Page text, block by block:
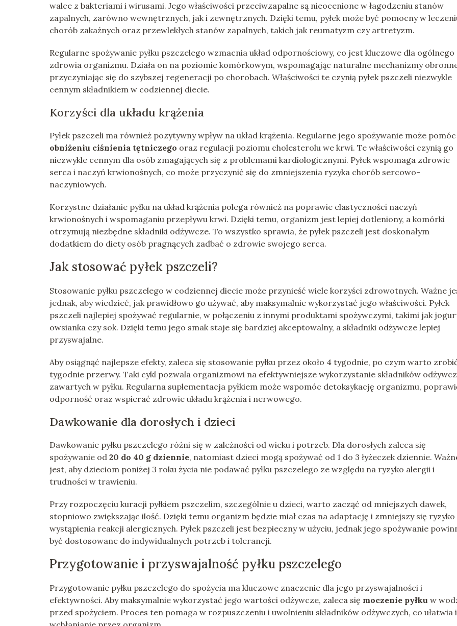
walce z bakteriami i wirusami. Jego właściwości przeciwzapalne są nieocenione w łagodzeniu stanów
zapalnych, zarówno wewnętrznych, jak i zewnętrznych. Dzięki temu, pyłek może być pomocny w
chorób zakaźnych oraz przewlekłych stanów zapalnych, takich jak reumatyzm czy artretyzm.
Regularne spożywanie pyłku pszczelego wzmacnia układ odpornościowy, co jest kluczowe dla ogólnego
zdrowia organizmu. Działa on na poziomie komórkowym, wspomagając naturalne mechanizmy
przyczyniając się do szybszej regeneracji po chorobach. Właściwości te czynią pyłek pszczeli niezwykle
cennym składnikiem w codziennej diecie.
Korzyści dla układu krążenia
Pyłek pszczeli ma również pozytywny wpływ na układ krążenia. Regularne jego spożywanie może
obniżeniu ciśnienia tętniczego oraz regulacji poziomu cholesterolu we krwi. Te właściwości czynią go
niezwykle cennym dla osób zmagających się z problemami kardiologicznymi. Pyłek wspomaga zdrowie
serca i naczyń krwionośnych, co może przyczynić się do zmniejszenia ryzyka chorób sercowo-
naczyniowych.
Korzystne działanie pyłku na układ krążenia polega również na poprawie elastyczności naczyń
krwionośnych i wspomaganiu przepływu krwi. Dzięki temu, organizm jest lepiej dotleniony, a komórki
otrzymują niezbędne składniki odżywcze. To wszystko sprawia, że pyłek pszczeli jest doskonałym
dodatkiem do diety osób pragnących zadbać o zdrowie swojego serca.
Jak stosować pyłek pszczeli?
Stosowanie pyłku pszczelego w codziennej diecie może przynieść wiele korzyści zdrowotnych. Ważne
jednak, aby wiedzieć, jak prawidłowo go używać, aby maksymalnie wykorzystać jego właściwości. Pyłek
pszczeli najlepiej spożywać regularnie, w połączeniu z innymi produktami spożywczymi, takimi jak
owsianka czy sok. Dzięki temu jego smak staje się bardziej akceptowalny, a składniki odżywcze lepiej
przyswajalne.
Aby osiągnąć najlepsze efekty, zaleca się stosowanie pyłku przez około 4 tygodnie, po czym warto
tygodnie przerwy. Taki cykl pozwala organizmowi na efektywniejsze wykorzystanie składników
zawartych w pyłku. Regularna suplementacja pyłkiem może wspomóc detoksykację organizmu,
odporność oraz wspierać zdrowie układu krążenia i nerwowego.
Dawkowanie dla dorosłych i dzieci
Dawkowanie pyłku pszczelego różni się w zależności od wieku i potrzeb. Dla dorosłych zaleca się
spożywanie od 20 do 40 g dziennie, natomiast dzieci mogą spożywać od 1 do 3 łyżeczek dziennie.
jest, aby dzieciom poniżej 3 roku życia nie podawać pyłku pszczelego ze względu na ryzyko alergii i
trudności w trawieniu.
Przy rozpoczęciu kuracji pyłkiem pszczelim, szczególnie u dzieci, warto zacząć od mniejszych dawek,
stopniowo zwiększając ilość. Dzięki temu organizm będzie miał czas na adaptację i zmniejszy się ryzyko
wystąpienia reakcji alergicznych. Pyłek pszczeli jest bezpieczny w użyciu, jednak jego spożywanie
być dostosowane do indywidualnych potrzeb i tolerancji.
Przygotowanie i przyswajalność pyłku pszczelego
Przygotowanie pyłku pszczelego do spożycia ma kluczowe znaczenie dla jego przyswajalności i
efektywności. Aby maksymalnie wykorzystać jego wartości odżywcze, zaleca się moczenie pyłku w
przed spożyciem. Proces ten pomaga w rozpuszczeniu i uwolnieniu składników odżywczych, co ułatwia